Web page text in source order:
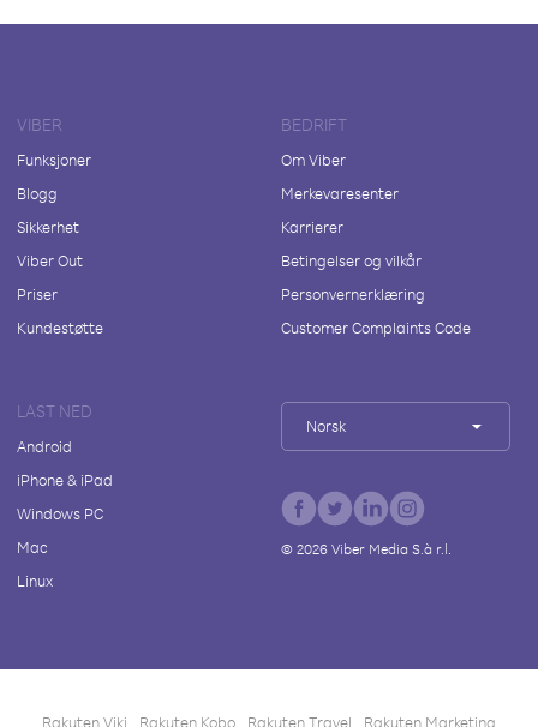
VIBER
Funksjoner
Blogg
Sikkerhet
Viber Out
Priser
Kundestøtte
BEDRIFT
Om Viber
Merkevaresenter
Karrierer
Betingelser og vilkår
Personvernerklæring
Customer Complaints Code
LAST NED
Android
iPhone & iPad
Windows PC
Mac
Linux
Norsk
© 2026Viber Media S.à r.l.
Rakuten Viki Rakuten Kobo Rakuten Travel Rakuten Marketing